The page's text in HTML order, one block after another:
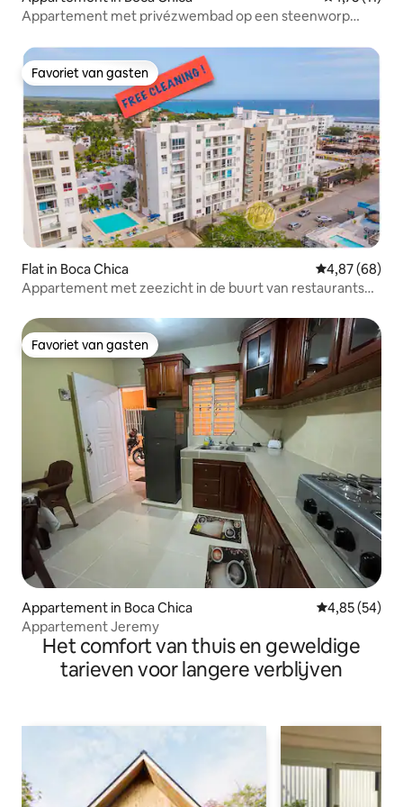
Appartement met privézwembad op een steenworp
Favoriet van gasten
Favoriet van gasten
Flat in Boca Chica Gemiddelde
4,87 (68)
Appartement met zeezicht in de buurt van restaurants
Favoriet van gasten
Favoriet van gasten
Appartement in Boca Chica Gemiddelde
4,85 (54)
Appartement Jeremy
Het comfort van thuis en geweldige
tarieven voor langere verblijven